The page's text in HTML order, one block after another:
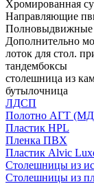
Хромированная
Направляющие
Полновыдвижные
Дополнительно
лоток для стол.
тандембоксы
столешница из
бутылочница
ЛДСП
Полотно АГТ
Пластик HPL
Пленка ПВХ
Пластик Alvic
Столешницы из
Столешницы из